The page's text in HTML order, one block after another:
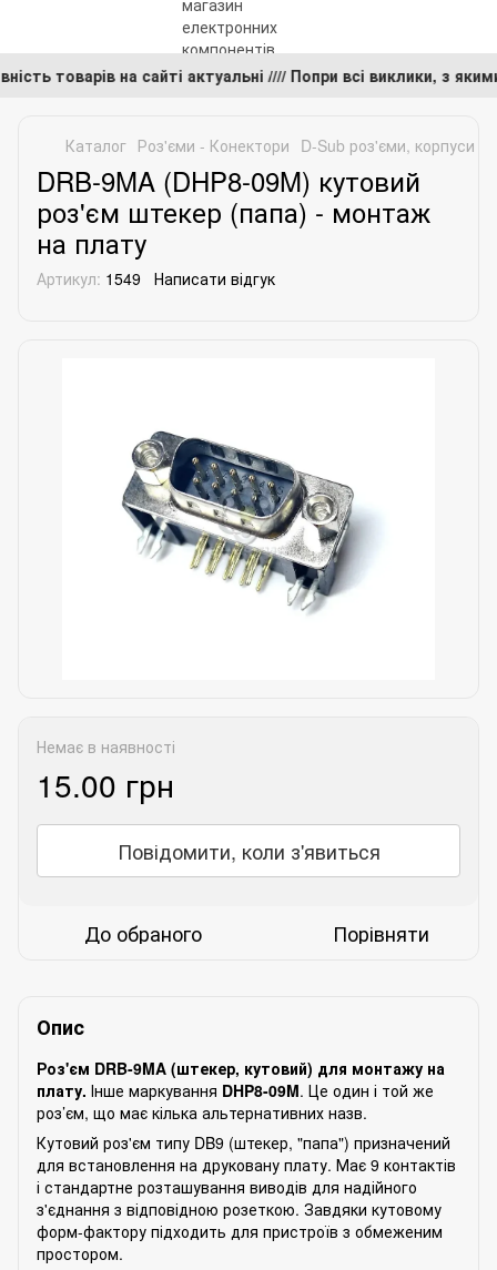
товарів на сайті актуальні //// Попри всі виклики, з
Каталог Роз'єми - Конектори D-Sub роз'єми, корпуси
DRB-9MA (DHP8-09M) кутовий
роз'єм штекер (папа) - монтаж
на плату
Артикул: 1549 Написати відгук
Немає в наявності
15.00 грн
Повідомити, коли з'явиться
До обраного Порівняти
Опис
Роз'єм DRB-9MA (штекер, кутовий) для монтажу на
плату. Інше маркування DHP8-09M. Це один і той же
роз’єм, що має кілька альтернативних назв.
Кутовий роз'єм типу DB9 (штекер, "папа") призначений
для встановлення на друковану плату. Має 9 контактів
і стандартне розташування виводів для надійного
з'єднання з відповідною розеткою. Завдяки кутовому
форм-фактору підходить для пристроїв з обмеженим
простором.